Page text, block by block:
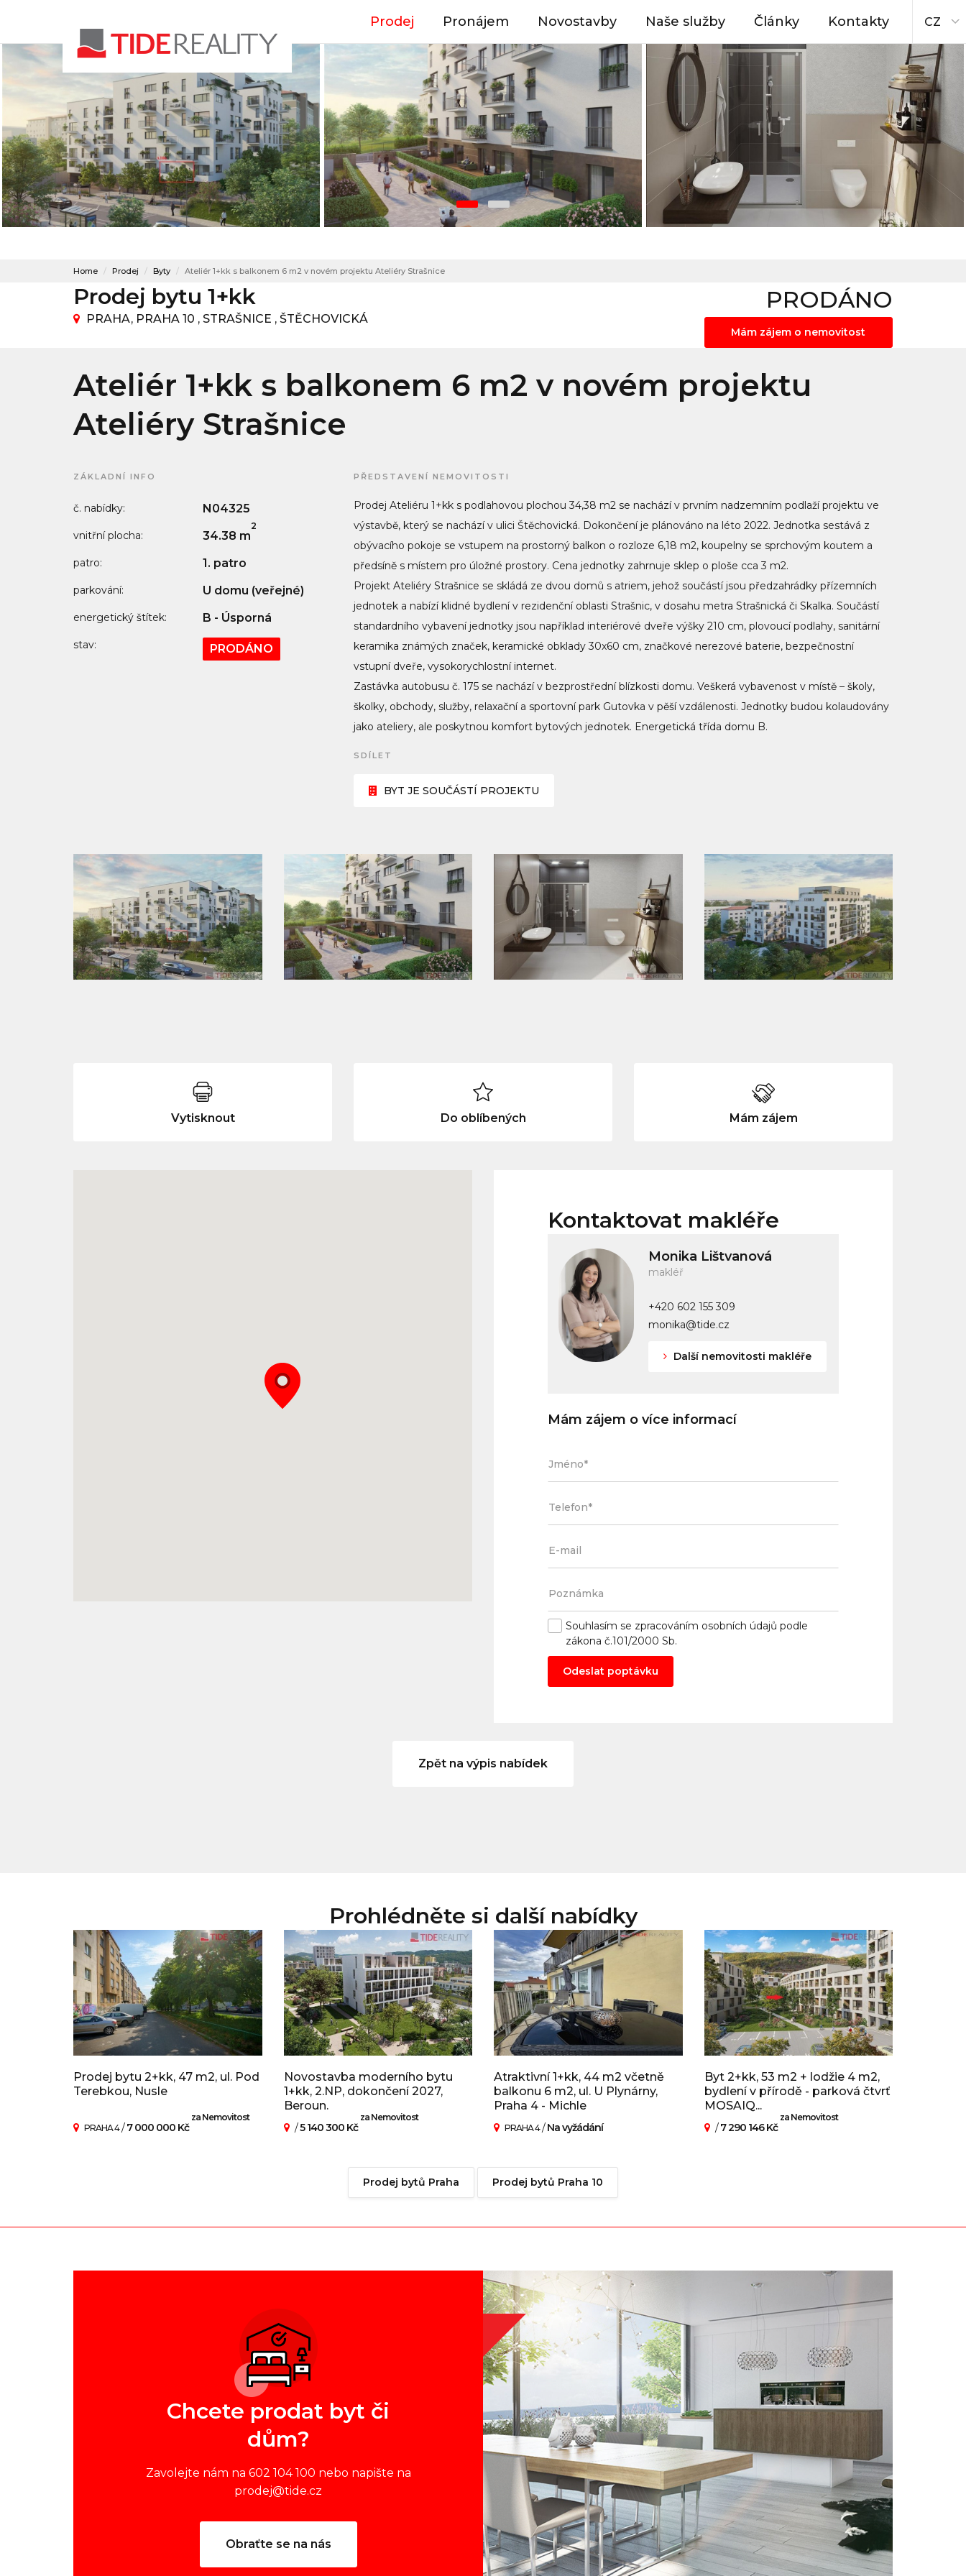
Prodej Pronájem Novostavby Naše služby Články Kontakty CZ
Home Prodej Byty Ateliér 1+kk s balkonem 6 m2 v novém projektu Ateliéry Strašnice
Prodej bytu 1+kk
PRAHA, PRAHA 10 , STRAŠNICE , ŠTĚCHOVICKÁ
PRODÁNO
Mám zájem o nemovitost
Ateliér 1+kk s balkonem 6 m2 v novém projektu
Ateliéry Strašnice
ZÁKLADNÍ INFO
č. nabídky: N04325
vnitřní plocha: 34.38 m
2
patro: 1. patro
parkování: U domu (veřejné)
energetický štítek: B - Úsporná
stav: PRODÁNO
PŘEDSTAVENÍ NEMOVITOSTI
Prodej Ateliéru 1+kk s podlahovou plochou 34,38 m2 se nachází v prvním nadzemním podlaží projektu ve
výstavbě, který se nachází v ulici Štěchovická. Dokončení je plánováno na léto 2022. Jednotka sestává z
obývacího pokoje se vstupem na prostorný balkon o rozloze 6,18 m2, koupelny se sprchovým koutem a
předsíně s místem pro úložné prostory. Cena jednotky zahrnuje sklep o ploše cca 3 m2.
Projekt Ateliéry Strašnice se skládá ze dvou domů s atriem, jehož součástí jsou předzahrádky přízemních
jednotek a nabízí klidné bydlení v rezidenční oblasti Strašnic, v dosahu metra Strašnická či Skalka. Součástí
standardního vybavení jednotky jsou například interiérové dveře výšky 210 cm, plovoucí podlahy, sanitární
keramika známých značek, keramické obklady 30x60 cm, značkové nerezové baterie, bezpečnostní
vstupní dveře, vysokorychlostní internet.
Zastávka autobusu č. 175 se nachází v bezprostřední blízkosti domu. Veškerá vybavenost v místě – školy,
školky, obchody, služby, relaxační a sportovní park Gutovka v pěší vzdálenosti. Jednotky budou kolaudovány
jako ateliery, ale poskytnou komfort bytových jednotek. Energetická třída domu B.
SDÍLET
BYT JE SOUČÁSTÍ PROJEKTU
Vytisknout Do oblíbených Mám zájem
Kontaktovat makléře
Monika Lištvanová
makléř
+420 602 155 309
monika@tide.cz
Další nemovitosti makléře
Mám zájem o více informací
Souhlasím se zpracováním osobních údajů podle
zákona č.101/2000 Sb.
Odeslat poptávku
Zpět na výpis nabídek
Prohlédněte si další nabídky
Prodej bytu 2+kk, 47 m2, ul. Pod
Terebkou, Nusle
PRAHA 4/7 000 000 Kč
za Nemovitost
Novostavba moderního bytu
1+kk, 2.NP, dokončení 2027,
Beroun.
/5 140 300 Kč
za Nemovitost
Atraktivní 1+kk, 44 m2 včetně
balkonu 6 m2, ul. U Plynárny,
Praha 4 - Michle
PRAHA 4/Na vyžádání
Byt 2+kk, 53 m2 + lodžie 4 m2,
bydlení v přírodě - parková čtvrť
MOSAIQ...
/7 290 146 Kč
za Nemovitost
Prodej bytů Praha Prodej bytů Praha 10
Chcete prodat byt či
dům?
Zavolejte nám na 602 104 100 nebo napište na
prodej@tide.cz
Obraťte se na nás